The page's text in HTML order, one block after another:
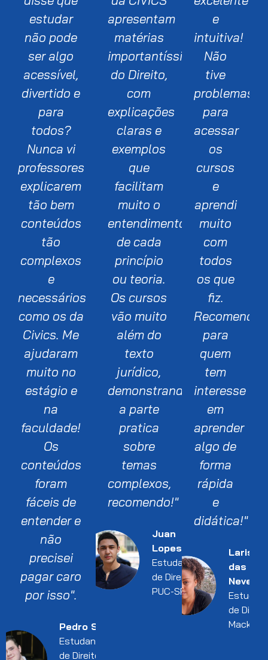
estudar
não pode
ser algo
acessível,
divertido e
para
todos?
Nunca vi
professores
explicarem
tão bem
conteúdos
tão
complexos
e
necessários
como os da
Civics. Me
ajudaram
muito no
estágio e
na
faculdade!
Os
conteúdos
foram
fáceis de
entender e
não
precisei
pagar caro
por isso".
Pedro Silva
Estudante
de Direito l
apresentam
matérias
importantíssimas
do Direito,
com
explicações
claras e
exemplos
que
facilitam
muito o
entendimento
de cada
princípio
ou teoria.
Os cursos
vão muito
além do
texto
jurídico,
demonstrando
a parte
pratica
sobre
temas
complexos,
recomendo!"
Juan
Lopes
Estudante
de Direito l
PUC-SP
e
intuitiva!
Não
tive
problemas
para
acessar
os
cursos
e
aprendi
muito
com
todos
os que
fiz.
Recomendo
para
quem
tem
interesse
em
aprender
algo de
forma
rápida
e
didática!"
Larissa
das
Neves
de